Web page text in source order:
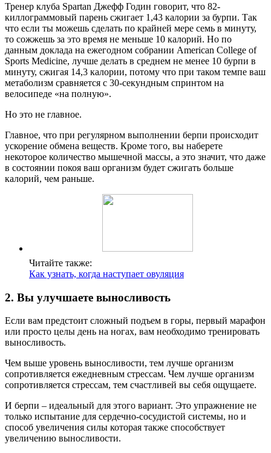
Тренер клуба Spartan Джефф Годин говорит, что 82-
киллограммовый парень сжигает 1,43 калории за бурпи. Так
что если ты можешь сделать по крайней мере семь в минуту,
то сожжешь за это время не меньше 10 калорий. Но по
данным доклада на ежегодном собрании American College of
Sports Medicine, лучше делать в среднем не менее 10 бурпи в
минуту, сжигая 14,3 калории, потому что при таком темпе ваш
метаболизм сравняется с 30-секундным спринтом на
велосипеде «на полную».
Но это не главное.
Главное, что при регулярном выполнении берпи происходит
ускорение обмена веществ. Кроме того, вы наберете
некоторое количество мышечной массы, а это значит, что даже
в состоянии покоя ваш организм будет сжигать больше
калорий, чем раньше.
Читайте также:
Как узнать, когда наступает овуляция
2. Вы улучшаете выносливость
Если вам предстоит сложный подъем в горы, первый марафон
или просто целы день на ногах, вам необходимо тренировать
выносливость.
Чем выше уровень выносливости, тем лучше организм
сопротивляется ежедневным стрессам. Чем лучше организм
сопротивляется стрессам, тем счастливей вы себя ощущаете.
И берпи – идеальный для этого вариант. Это упражнение не
только испытание для сердечно-сосудистой системы, но и
способ увеличения силы которая также способствует
увеличению выносливости.